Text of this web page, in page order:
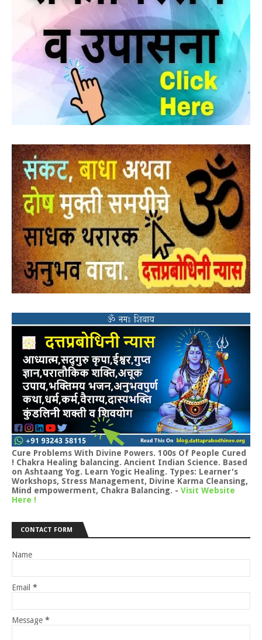
Cure Problems With Divine Powers. 100s Of People Cured
! Chakra Healing balancing. Ancient Indian Science. Based
on Ashtaang Yog. Learn Yogic Healing. Types: Learner's
Workshops, Stress Management, Divine Karma Cleansing,
Mind empowerment, Chakra Balancing. - Visit Website
Here !
CONTACT FORM
Name
Email *
Message *